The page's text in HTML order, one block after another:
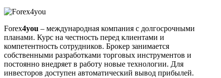
Forex4you – международная компания с долгосрочными
планами. Курс на честность перед клиентами и
компетентность сотрудников. Брокер занимается
собственными разработками торговых инструментов и
постоянно внедряет в работу новые технологии. Для
инвесторов доступен автоматический вывод прибылей.